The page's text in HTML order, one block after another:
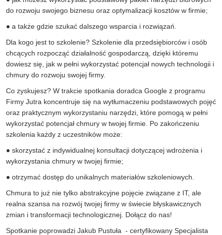
do rozwoju swojego biznesu oraz optymalizacji kosztów w firmie;
● a także gdzie szukać dalszego wsparcia i rozwiązań.
Dla kogo jest to szkolenie? Szkolenie dla przedsiębiorców i osób
chcących rozpocząć działalność gospodarczą, dzięki któremu
dowiesz się, jak w pełni wykorzystać potencjał nowych technologii i
chmury do rozwoju swojej firmy.
Co zyskujesz? W trakcie spotkania doradca Google z programu
Firmy Jutra koncentruje się na wytłumaczeniu podstawowych pojęć
oraz praktycznym wykorzystaniu narzędzi, które pomogą w pełni
wykorzystać potencjał chmury w twojej firmie. Po zakończeniu
szkolenia każdy z uczestników może:
● skorzystać z indywidualnej konsultacji dotyczącej wdrożenia i
wykorzystania chmury w twojej firmie;
● otrzymać dostęp do unikalnych materiałów szkoleniowych.
Chmura to już nie tylko abstrakcyjne pojęcie związane z IT, ale
realna szansa na rozwój twojej firmy w świecie błyskawicznych
zmian i transformacji technologicznej. Dołącz do nas!
Spotkanie poprowadzi Jakub Pustuła - certyfikowany Specjalista